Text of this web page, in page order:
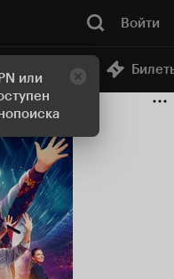
или
Войти
кинотеатр